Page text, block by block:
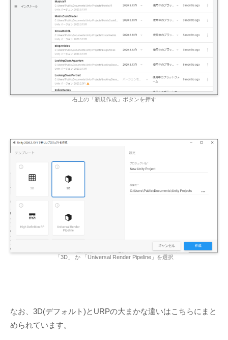
右上の「新規作成」ボタンを押す
「3D」 か 「Universal Render Pipeline」を選択
なお、3D(デフォルト)とURPの大まかな違いはこちらにまと
められています。